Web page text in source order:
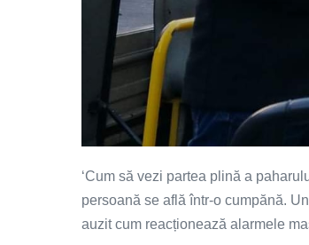
‘Cum să vezi partea plină a
persoană se află într-o cumpănă.
auzit cum reacționează alarmele